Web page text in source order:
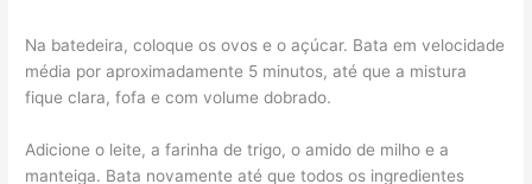
Na batedeira, coloque os ovos e o açúcar. Bata em velocidade
média por aproximadamente 5 minutos, até que a mistura
fique clara, fofa e com volume dobrado.
Adicione o leite, a farinha de trigo, o amido de milho e a
manteiga. Bata novamente até que todos os ingredientes